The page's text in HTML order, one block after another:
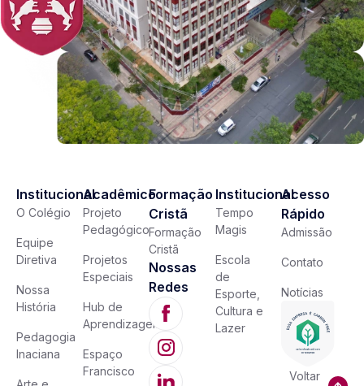
Institucional
O Colégio
Equipe
Diretiva
Nossa
História
Pedagogia
Inaciana
Acadêmico
Projeto
Pedagógico
Projetos
Especiais
Hub de
Aprendizagem
Espaço
Francisco
Formação
Cristã
Formação
Cristã
Nossas
Redes
Institucional
Tempo
Magis
Escola
de
Esporte,
Cultura e
Lazer
Acesso
Rápido
Admissão
Contato
Notícias
Voltar